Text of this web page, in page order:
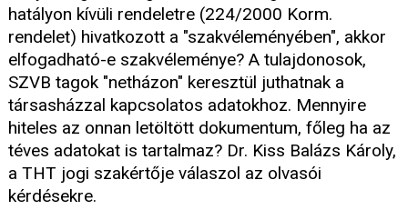
hatályon kívüli rendeletre (224/2000 Korm.
rendelet) hivatkozott a "szakvéleményében", akkor
elfogadható-e szakvéleménye? A tulajdonosok,
SZVB tagok "netházon" keresztül juthatnak a
társasházzal kapcsolatos adatokhoz. Mennyire
hiteles az onnan letöltött dokumentum, főleg ha az
téves adatokat is tartalmaz? Dr. Kiss Balázs Károly,
a THT jogi szakértője válaszol az olvasói
kérdésekre.